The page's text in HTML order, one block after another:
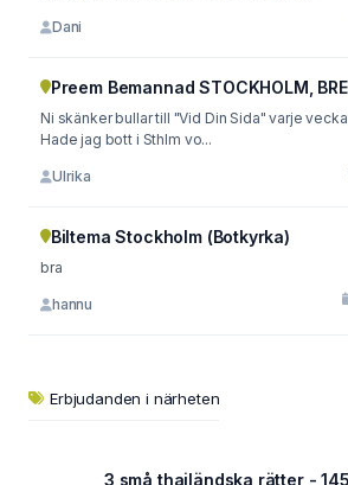
Dani
Preem Bemannad STOCKHOLM,
Ni skänker bullar till "Vid Din Sida" varje
Hade jag bott i Sthlm vo...
Ulrika
Biltema Stockholm (Botkyrka)
bra
hannu
Erbjudanden i närheten
3 små thailändska rätter -